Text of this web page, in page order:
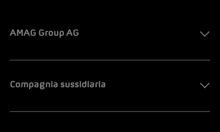
AMAG Group AG
Compagnia sussidiaria